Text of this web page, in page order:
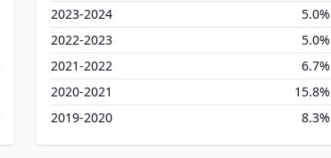
2023-2024
5.0%
2022-2023
5.0%
2021-2022
6.7%
2020-2021
15.8%
2019-2020
8.3%